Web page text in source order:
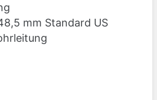
mm Standard US